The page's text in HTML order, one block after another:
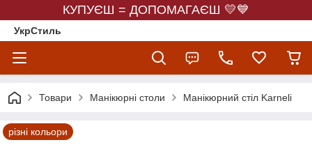
КУПУЄШ = ДОПОМАГАЄШ 💛💙
УкрСтиль
Товари Манікюрні столи Манікюрний стіл Karneli
різні кольори